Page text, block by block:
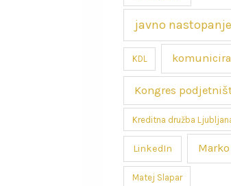
javno nastopanje
KDL
Kongres
Kreditna družba
LinkedIn
Matej Slapar